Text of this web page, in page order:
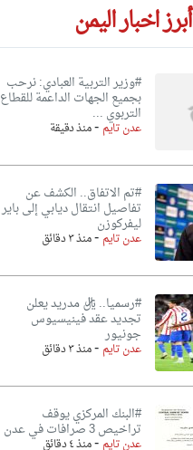
أبرز اخبار اليمن
#وزير التربية العبادي: نرحب
بجميع الجهات الداعمة للقطاع
التربوي ...
عدن تايم -منذ دقيقة
#تم الاتفاق.. الكشف عن
تفاصيل انتقال ديابي إلى باير
ليفركوزن
عدن تايم-منذ ٣ دقائق
#رسميا.. ريال مدريد يعلن
تجديد عقد فينيسيوس
جونيور
عدن تايم -منذ ٣ دقائق
#البنك المركزي يوقف
تراخيص 3 صرافات في عدن
عدن تايم-منذ ٤ دقائق